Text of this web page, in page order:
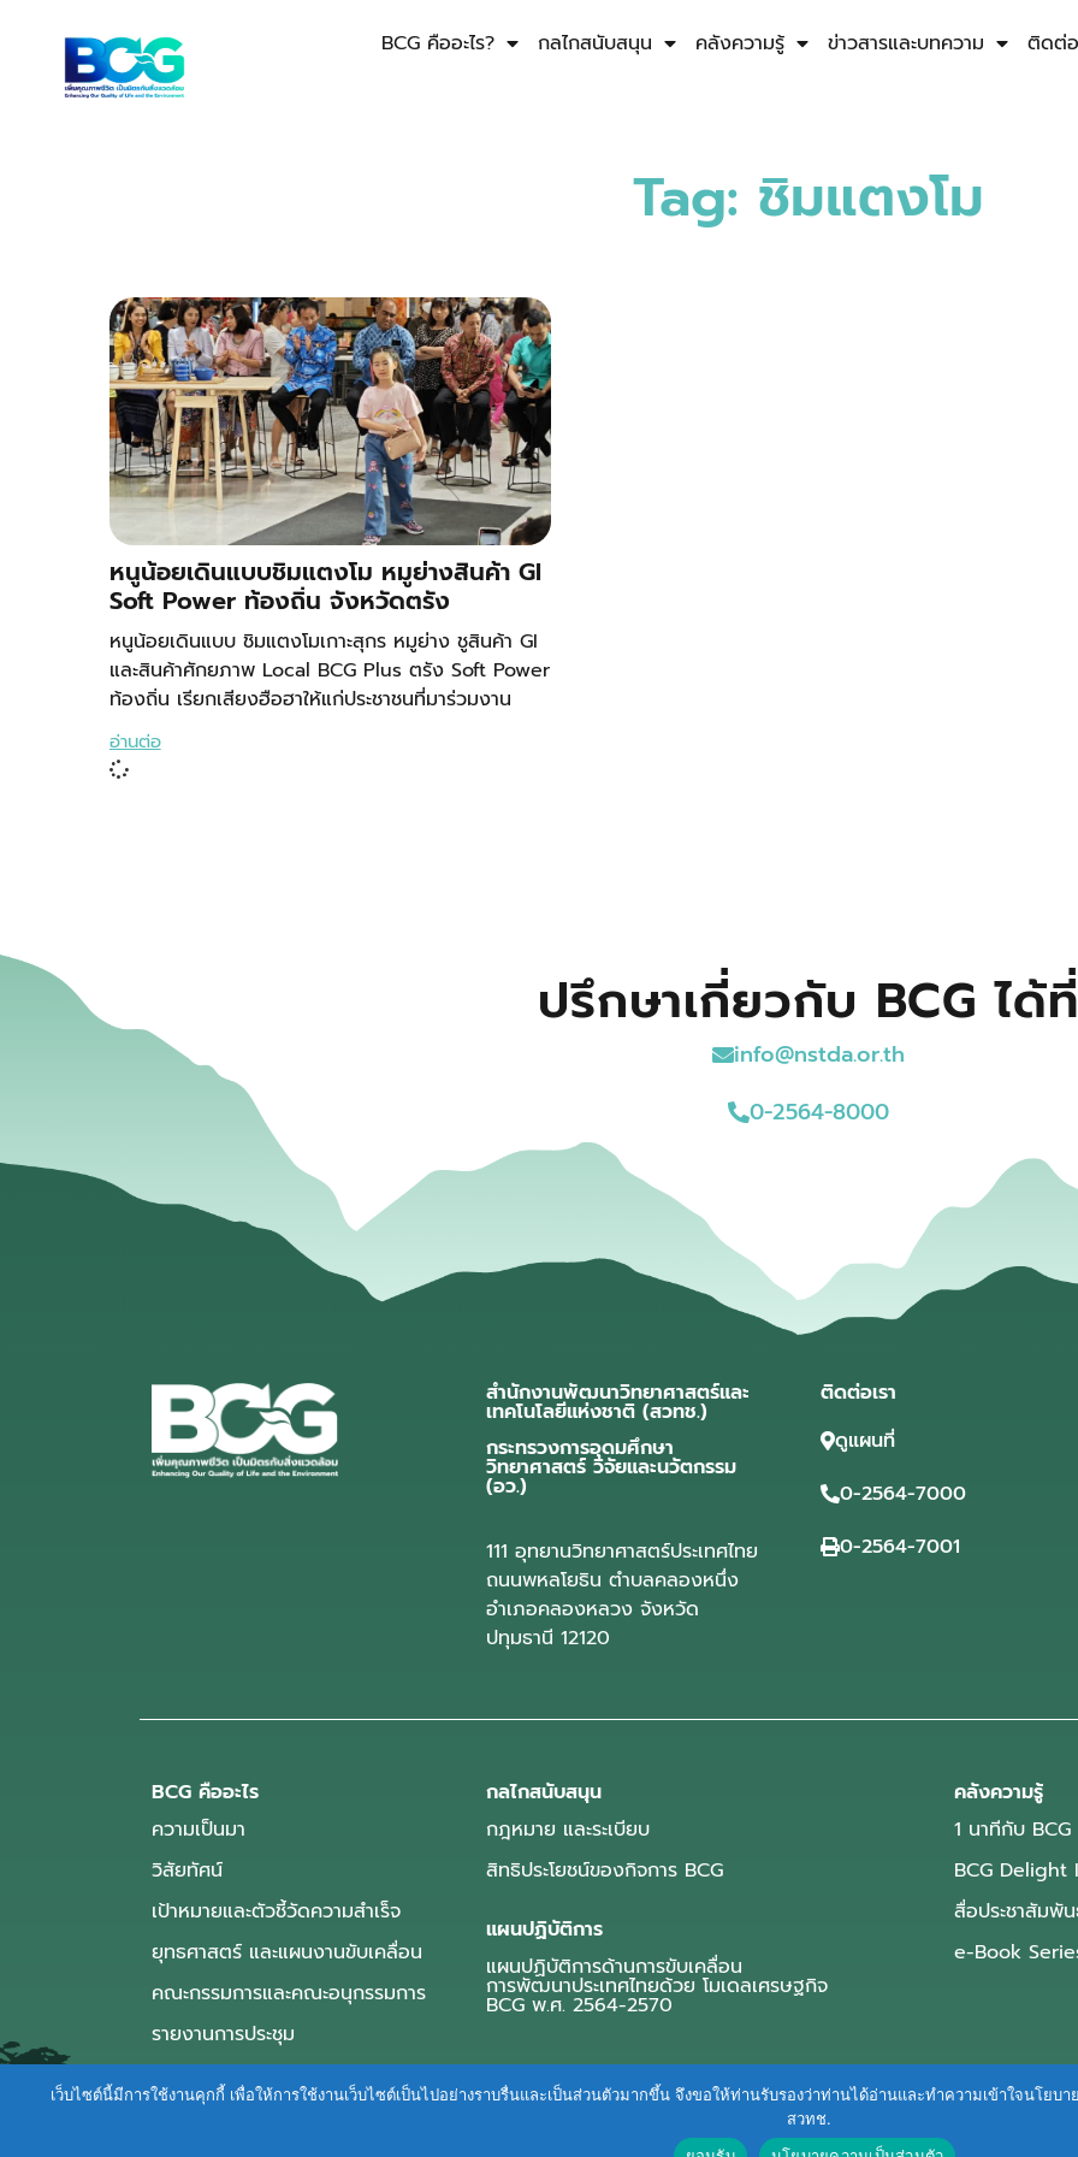
BCG คืออะไร? กลไกสนับสนุน คลังความรู้ ข่าวสารและบทความ ติดต่อ
Tag: ชิมแตงโม
หนูน้อยเดินแบบชิมแตงโม หมูย่างสินค้า GI
Soft Power ท้องถิ่น จังหวัดตรัง
หนูน้อยเดินแบบ ชิมแตงโมเกาะสุกร หมูย่าง ชูสินค้า GI
และสินค้าศักยภาพ Local BCG Plus ตรัง Soft Power
ท้องถิ่น เรียกเสียงฮือฮาให้แก่ประชาชนที่มาร่วมงาน
อ่านต่อ
ปรึกษาเกี่ยวกับ BCG ได้ที่
info@nstda.or.th
0-2564-8000
สำนักงานพัฒนาวิทยาศาสตร์และ
เทคโนโลยีแห่งชาติ (สวทช.)
กระทรวงการอุดมศึกษา
วิทยาศาสตร์ วิจัยและนวัตกรรม
(อว.)
111 อุทยานวิทยาศาสตร์ประเทศไทย
ถนนพหลโยธิน ตำบลคลองหนึ่ง
อำเภอคลองหลวง จังหวัด
ปทุมธานี 12120
ติดต่อเรา
ดูแผนที่
0-2564-7000
0-2564-7001
BCG คืออะไร
ความเป็นมา
วิสัยทัศน์
เป้าหมายและตัวชี้วัดความสำเร็จ
ยุทธศาสตร์ และแผนงานขับเคลื่อน
คณะกรรมการและคณะอนุกรรมการ
รายงานการประชุม
กลไกสนับสนุน
กฎหมาย และระเบียบ
สิทธิประโยชน์ของกิจการ BCG
แผนปฏิบัติการ
แผนปฏิบัติการด้านการขับเคลื่อน
การพัฒนาประเทศไทยด้วย โมเดลเศรษฐกิจ
BCG พ.ศ. 2564-2570
คลังความรู้
1 นาทีกับ BCG
BCG
สื่อประชาสัมพั
e-Book
เว็บไซต์นี้มีการใช้งานคุกกี้ เพื่อให้การใช้งานเว็บไซต์เป็นไปอย่างราบรื่นและเป็นส่วนตัวมากขึ้น จึงขอให้ท่านรับรองว่าท่านได้อ่านและทำความเข้าใจนโ
สวทช.